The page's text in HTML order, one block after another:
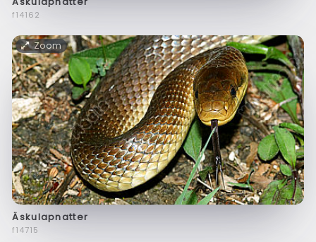
f14162
Zoom
Äskulapnatter
f14715